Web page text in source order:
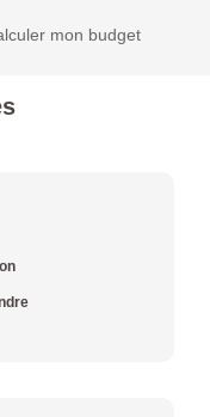
mon budget